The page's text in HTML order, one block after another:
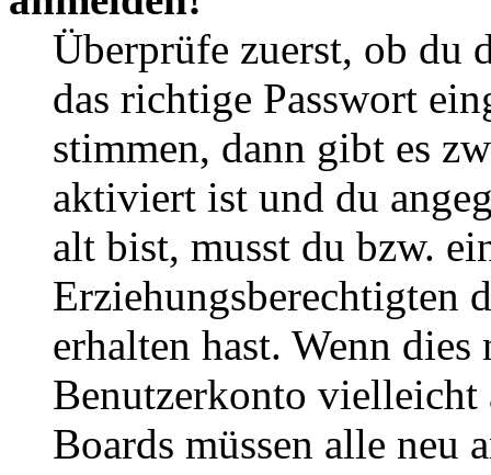
Überprüfe zuerst, ob du
das richtige Passwort
stimmen, dann gibt es
aktiviert ist und du
alt bist, musst du bzw.
Erziehungsberechtigten
erhalten hast. Wenn
Benutzerkonto
Boards müssen alle neu